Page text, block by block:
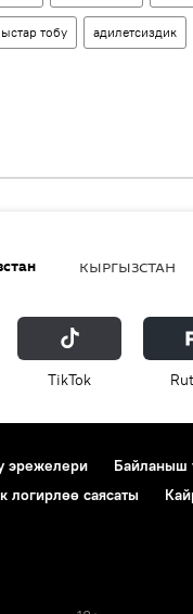
тобу адилетсиздик
КЫРГЫЗСТАН
ТikТоk
эрежелери Байланыш
логирлөө саясаты